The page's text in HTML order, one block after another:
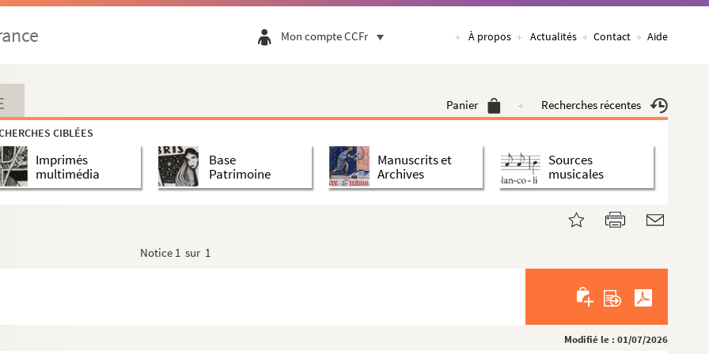
Mon compte CCFr À propos Actualités Contact Aide
Panier Recherches récentes
CIBLÉES
Imprimés
multimédia
Base
Patrimoine
Manuscrits et
Archives
Sources
musicales
Notice 1 sur 1
Modifié le : 01/07/2026
provençal.
du 16 août 1848 au 28 décembre 1851.
et d’Alès
d’Avril des années 1600, 1601, 1602, 1603 e...
nouveau canal du Rhône.